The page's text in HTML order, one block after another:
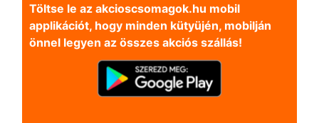
Töltse le az akcioscsomagok.hu mobil
applikációt, hogy minden kütyüjén, mobilján
önnel legyen az összes akciós szállás!